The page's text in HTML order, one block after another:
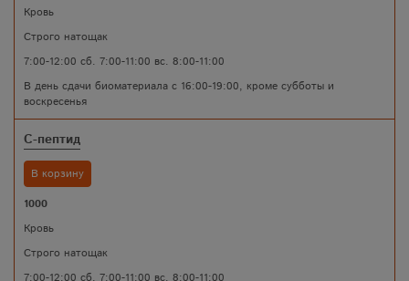
Кровь
Строго натощак
7:00-12:00 сб. 7:00-11:00 вс. 8:00-11:00
В день сдачи биоматериала с 16:00-19:00, кроме субботы и
воскресенья
С-пептид
В корзину
1000
Кровь
Строго натощак
7:00-12:00 сб. 7:00-11:00 вс. 8:00-11:00